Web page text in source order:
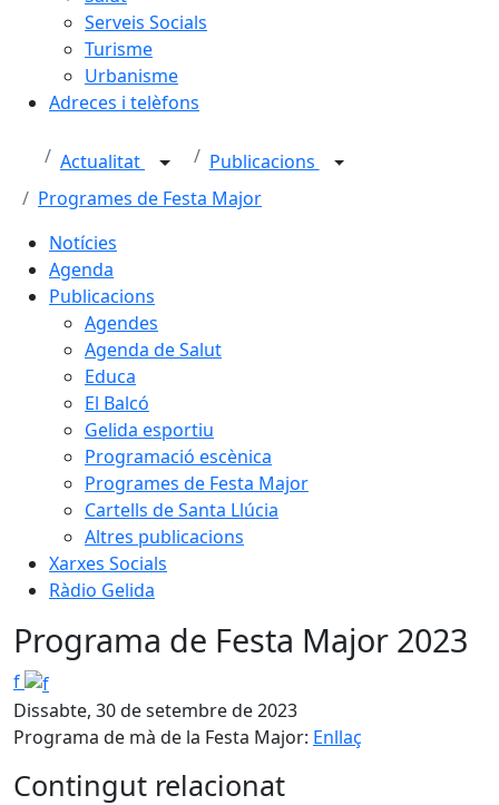
Serveis Socials
Turisme
Urbanisme
Adreces i telèfons
Actualitat
Publicacions
Programes de Festa Major
Notícies
Agenda
Publicacions
Agendes
Agenda de Salut
Educa
El Balcó
Gelida esportiu
Programació escènica
Programes de Festa Major
Cartells de Santa Llúcia
Altres publicacions
Xarxes Socials
Ràdio Gelida
Programa de Festa Major 2023
f
Dissabte, 30 de setembre de 2023
Programa de mà de la Festa Major: Enllaç
Contingut relacionat